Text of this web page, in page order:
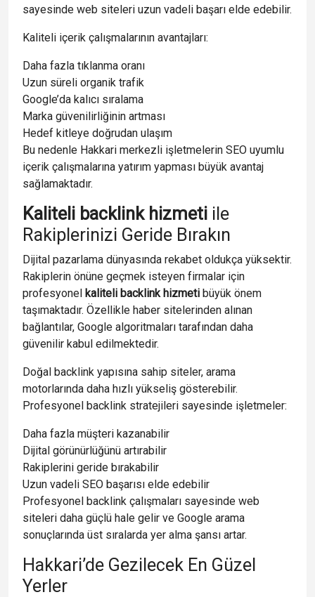
sayesinde web siteleri uzun vadeli başarı elde edebilir.
Kaliteli içerik çalışmalarının avantajları:
Daha fazla tıklanma oranı
Uzun süreli organik trafik
Google’da kalıcı sıralama
Marka güvenilirliğinin artması
Hedef kitleye doğrudan ulaşım
Bu nedenle Hakkari merkezli işletmelerin SEO uyumlu
içerik çalışmalarına yatırım yapması büyük avantaj
sağlamaktadır.
Kaliteli backlink hizmeti ile
Rakiplerinizi Geride Bırakın
Dijital pazarlama dünyasında rekabet oldukça yüksektir.
Rakiplerin önüne geçmek isteyen firmalar için
profesyonel kaliteli backlink hizmeti büyük önem
taşımaktadır. Özellikle haber sitelerinden alınan
bağlantılar, Google algoritmaları tarafından daha
güvenilir kabul edilmektedir.
Doğal backlink yapısına sahip siteler, arama
motorlarında daha hızlı yükseliş gösterebilir.
Profesyonel backlink stratejileri sayesinde işletmeler:
Daha fazla müşteri kazanabilir
Dijital görünürlüğünü artırabilir
Rakiplerini geride bırakabilir
Uzun vadeli SEO başarısı elde edebilir
Profesyonel backlink çalışmaları sayesinde web
siteleri daha güçlü hale gelir ve Google arama
sonuçlarında üst sıralarda yer alma şansı artar.
Hakkari’de Gezilecek En Güzel
Yerler